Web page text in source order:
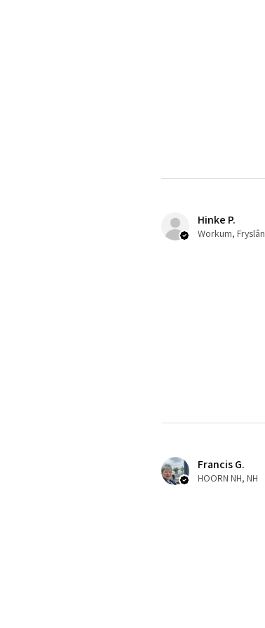
Hinke P.
Workum, Fryslân
Francis G.
HOORN NH, NH